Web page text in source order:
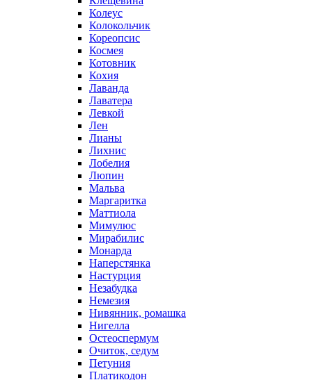
Колеус
Колокольчик
Кореопсис
Космея
Котовник
Кохия
Лаванда
Лаватера
Левкой
Лен
Лианы
Лихнис
Лобелия
Люпин
Мальва
Маргаритка
Маттиола
Мимулюс
Мирабилис
Монарда
Наперстянка
Настурция
Незабудка
Немезия
Нивянник, ромашка
Нигелла
Остеоспермум
Очиток, седум
Петуния
Платикодон